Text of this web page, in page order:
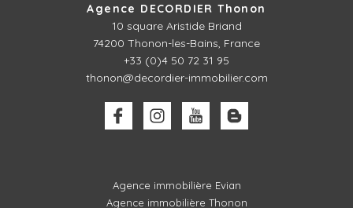
Agence DECORDIER Thonon
10 square Aristide Briand
74200 Thonon-les-Bains, France
+33 (0)4 50 72 31 95
thonon@decordier-immobilier.com
Agence immobilière Evian
Agence immobilière Thonon